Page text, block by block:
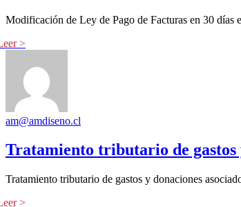
Modificación de Ley de Pago de Facturas en 30 días
am@amdiseno.cl
Tratamiento tributario de gastos
Tratamiento tributario de gastos y donaciones